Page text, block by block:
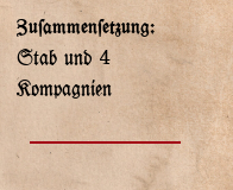
Zusammensetzung:
Stab und 4
Kompagnien